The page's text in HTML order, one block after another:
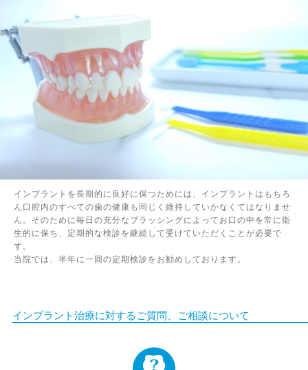
インプラントを長期的に良好に保つためには、インプラントはもちろ
ん口腔内のすべての歯の健康も同じく維持していかなくてはなりませ
ん。そのために毎日の充分なブラッシングによってお口の中を常に衛
生的に保ち、定期的な検診を継続して受けていただくことが必要で
す。
当院では、半年に一回の定期検診をお勧めしております。
インプラント治療に対するご質問、ご相談について